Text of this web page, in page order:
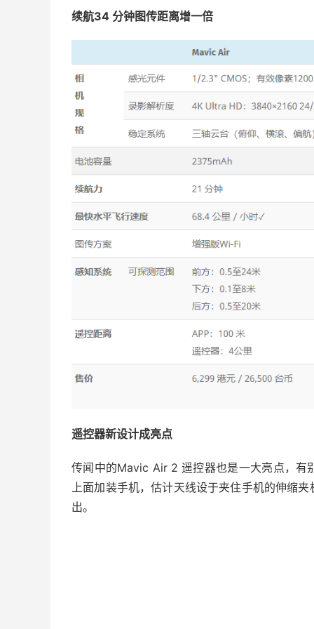
续航34 分钟图传距离增一倍
遥控器新设计成亮点
传闻中的Mavic Air 2 遥控器也是一大亮点，有
上面加装手机，估计天线设于夹住手机的伸缩
出。